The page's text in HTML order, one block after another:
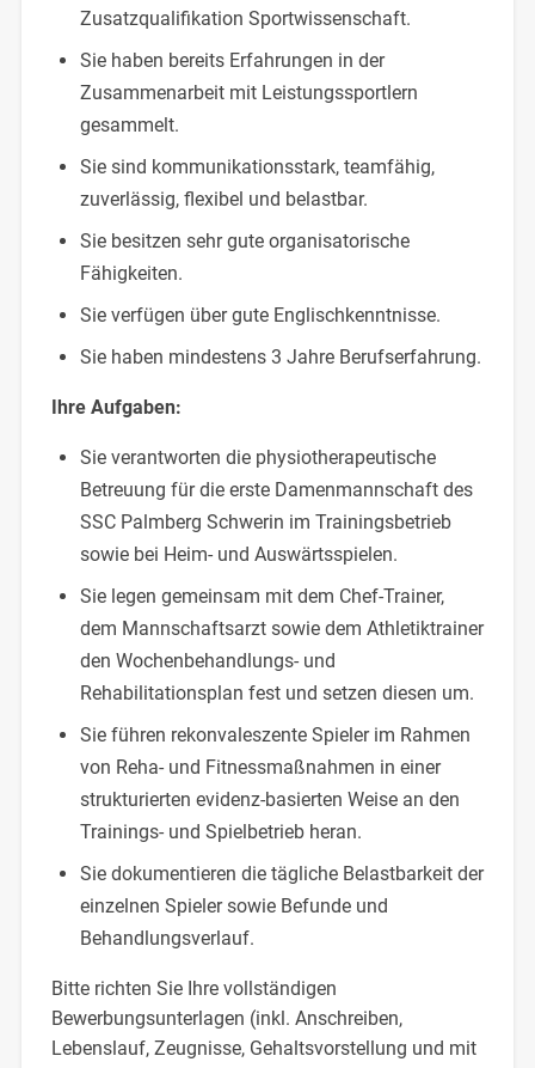
Zusatzqualifikation Sportwissenschaft.
Sie haben bereits Erfahrungen in der
Zusammenarbeit mit Leistungssportlern
gesammelt.
Sie sind kommunikationsstark, teamfähig,
zuverlässig, flexibel und belastbar.
Sie besitzen sehr gute organisatorische
Fähigkeiten.
Sie verfügen über gute Englischkenntnisse.
Sie haben mindestens 3 Jahre Berufserfahrung.
Ihre Aufgaben:
Sie verantworten die physiotherapeutische
Betreuung für die erste Damenmannschaft des
SSC Palmberg Schwerin im Trainingsbetrieb
sowie bei Heim- und Auswärtsspielen.
Sie legen gemeinsam mit dem Chef-Trainer,
dem Mannschaftsarzt sowie dem Athletiktrainer
den Wochenbehandlungs- und
Rehabilitationsplan fest und setzen diesen um.
Sie führen rekonvaleszente Spieler im Rahmen
von Reha- und Fitnessmaßnahmen in einer
strukturierten evidenz-basierten Weise an den
Trainings- und Spielbetrieb heran.
Sie dokumentieren die tägliche Belastbarkeit der
einzelnen Spieler sowie Befunde und
Behandlungsverlauf.
Bitte richten Sie Ihre vollständigen
Bewerbungsunterlagen (inkl. Anschreiben,
Lebenslauf, Zeugnisse, Gehaltsvorstellung und mit